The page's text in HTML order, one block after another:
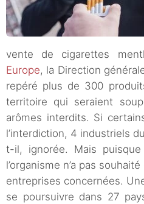
vente de cigarettes
Europe, la Direction
repéré plus de 300
territoire qui seraient
arômes interdits. Si
l’interdiction, 4 industriels
t-il, ignorée. Mais
l’organisme n’a pas
entreprises concernées.
se poursuivre dans 27